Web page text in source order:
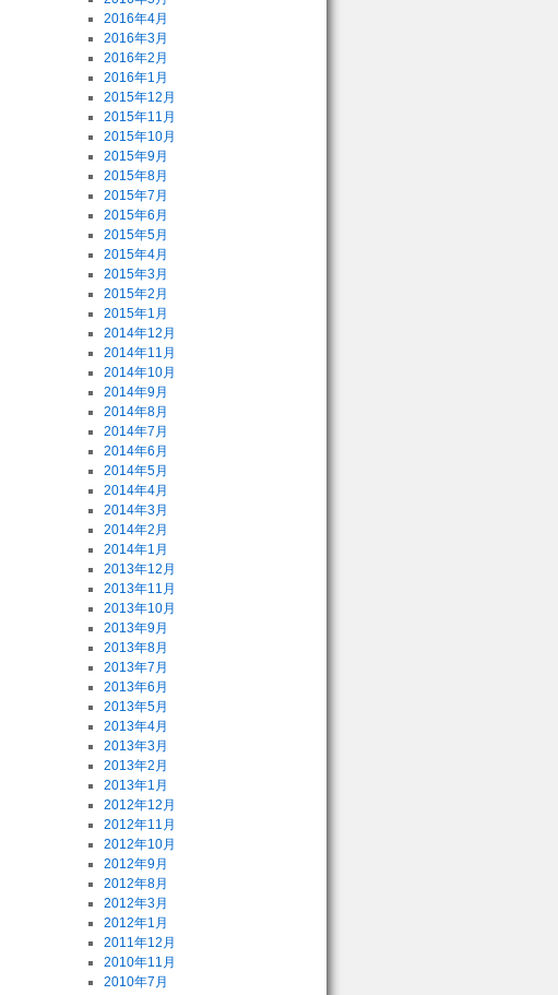
2016年4月
2016年3月
2016年2月
2016年1月
2015年12月
2015年11月
2015年10月
2015年9月
2015年8月
2015年7月
2015年6月
2015年5月
2015年4月
2015年3月
2015年2月
2015年1月
2014年12月
2014年11月
2014年10月
2014年9月
2014年8月
2014年7月
2014年6月
2014年5月
2014年4月
2014年3月
2014年2月
2014年1月
2013年12月
2013年11月
2013年10月
2013年9月
2013年8月
2013年7月
2013年6月
2013年5月
2013年4月
2013年3月
2013年2月
2013年1月
2012年12月
2012年11月
2012年10月
2012年9月
2012年8月
2012年3月
2012年1月
2011年12月
2010年11月
2010年7月